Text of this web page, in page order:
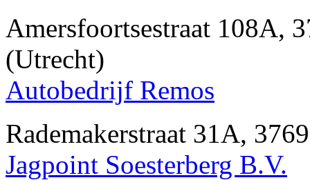
Amersfoortsestraat 108A,
(Utrecht)
Autobedrijf Remos
Rademakerstraat 31A,
Jagpoint Soesterberg B.V.